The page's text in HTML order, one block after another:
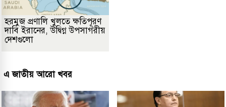
হরমুজ প্রণালি খুলতে ক্ষতিপূরণ
দাবি ইরানের, উদ্বিগ্ন উপসাগরীয়
দেশগুলো
এ জাতীয় আরো খবর